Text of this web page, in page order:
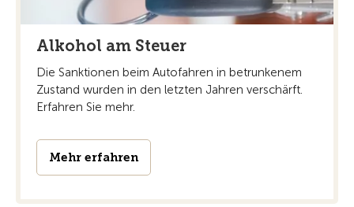
Alkohol am Steuer
Die Sanktionen beim Autofahren in betrunkenem
Zustand wurden in den letzten Jahren verschärft.
Erfahren Sie mehr.
Mehr erfahren